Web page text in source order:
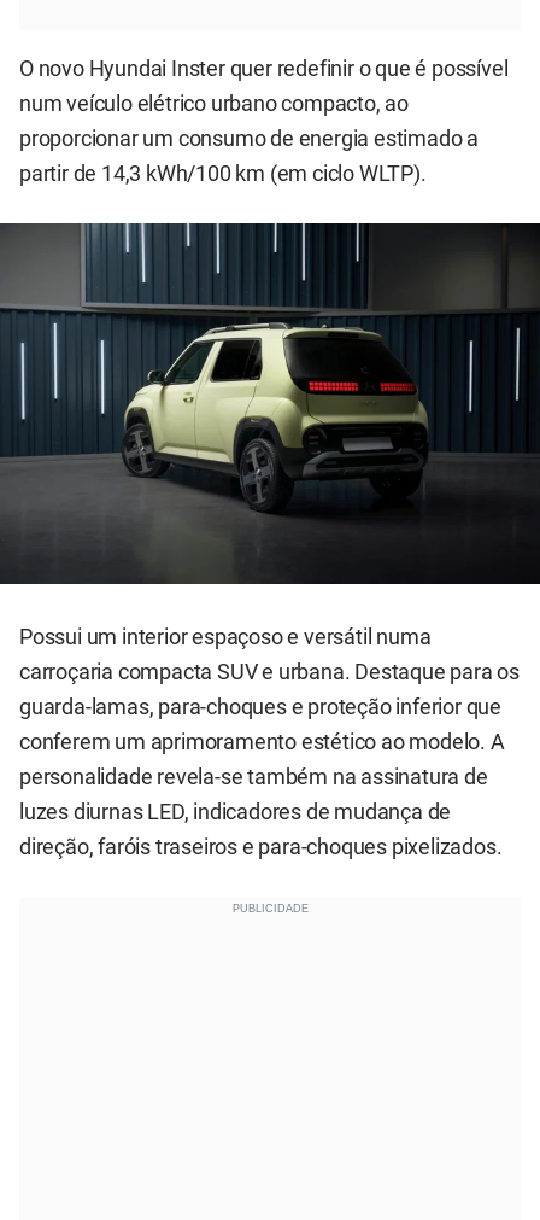
O novo Hyundai Inster quer redefinir o que é possível
num veículo elétrico urbano compacto, ao
proporcionar um consumo de energia estimado a
partir de 14,3 kWh/100 km (em ciclo WLTP).
Possui um interior espaçoso e versátil numa
carroçaria compacta SUV e urbana. Destaque para os
guarda-lamas, para-choques e proteção inferior que
conferem um aprimoramento estético ao modelo. A
personalidade revela-se também na assinatura de
luzes diurnas LED, indicadores de mudança de
direção, faróis traseiros e para-choques pixelizados.